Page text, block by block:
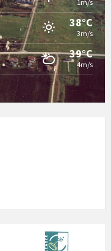
1m/s
38°C
3m/s
39°C
4m/s